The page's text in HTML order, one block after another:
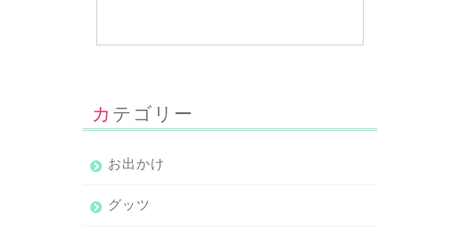
カテゴリー
お出かけ
グッツ